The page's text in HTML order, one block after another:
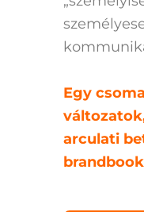
Egy
arculati